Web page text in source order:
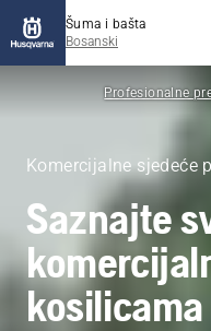
Šuma i bašta
Bosanski
Profesionalne
Komercijalne sjedeće
Saznajte